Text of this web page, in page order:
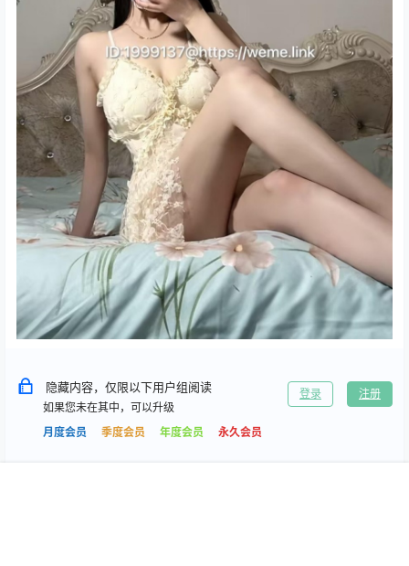
隐藏内容，仅限以下用户组阅读
如果您未在其中，可以升级
月度会员
季度会员 年度会员 永久会员
登录 注册